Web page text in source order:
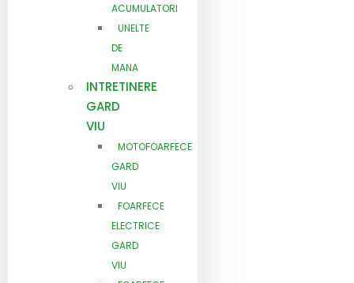
ACUMULATORI
UNELTE
DE
MANA
INTRETINERE
GARD
VIU
MOTOFOARFECE
GARD
VIU
FOARFECE
ELECTRICE
GARD
VIU